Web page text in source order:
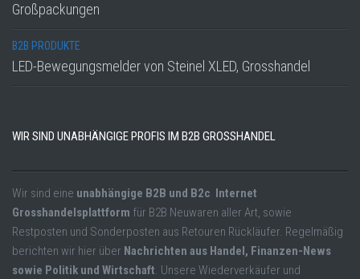
Großpackungen
B2B PRODUKTE
LED-Bewegungsmelder von Steinel XLED, Grosshandel
WIR SIND UNABHÄNGIGE PROFIS IM B2B GROSSHANDEL
Wir sind eine unabhängige B2B und B2c Internet
Grosshandelsplattform für B2B Neuwaren aller Art, sowie
Restposten und Sonderposten aus Retouren Rückläufer. Regelmäßig
berichten wir hier über Nachrichten aus Handel, Finanzen-News
sowie Politik und Wirtschaft. Unsere Wiederverkäufer und